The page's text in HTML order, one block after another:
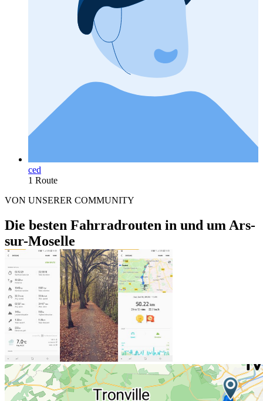
ced
1 Route
VON UNSERER COMMUNITY
Die besten Fahrradrouten in und um Ars-
sur-Moselle